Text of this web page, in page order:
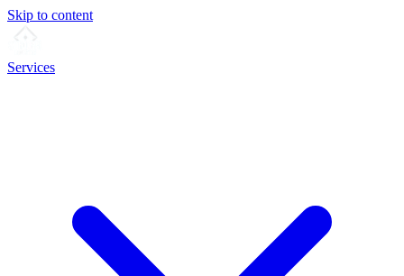
Skip to content
Services